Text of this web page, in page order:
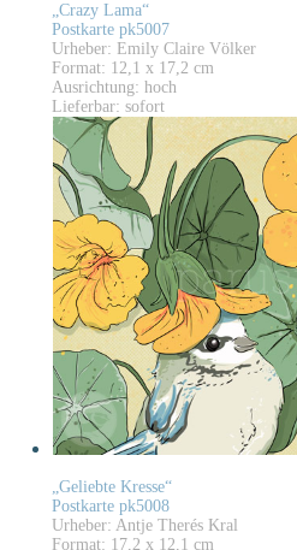
„Crazy Lama“
Postkarte pk5007
Urheber: Emily Claire Völker
Format: 12,1 x 17,2 cm
Ausrichtung: hoch
Lieferbar: sofort
„Geliebte Kresse“
Postkarte pk5008
Urheber: Antje Therés Kral
Format: 17,2 x 12,1 cm